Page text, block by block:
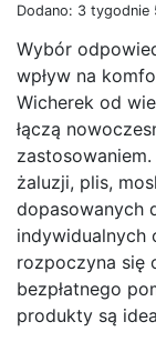
Dodano: 3 tygodnie
Wybór
wpływ na
Wicherek od
łączą
żaluzji, plis,
dopasowanych
indywidualnych
rozpoczyna się
bezpłatnego
produkty są